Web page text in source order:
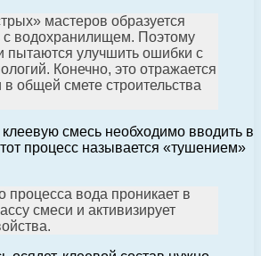
мастеров образуется
с водохранилищем. Поэтому
пытаются улучшить ошибки с
Конечно, это отражается
в общей смете строительства
смесь необходимо вводить в
процесс называется «тушением»
процесса вода проникает в
смеси и активизирует